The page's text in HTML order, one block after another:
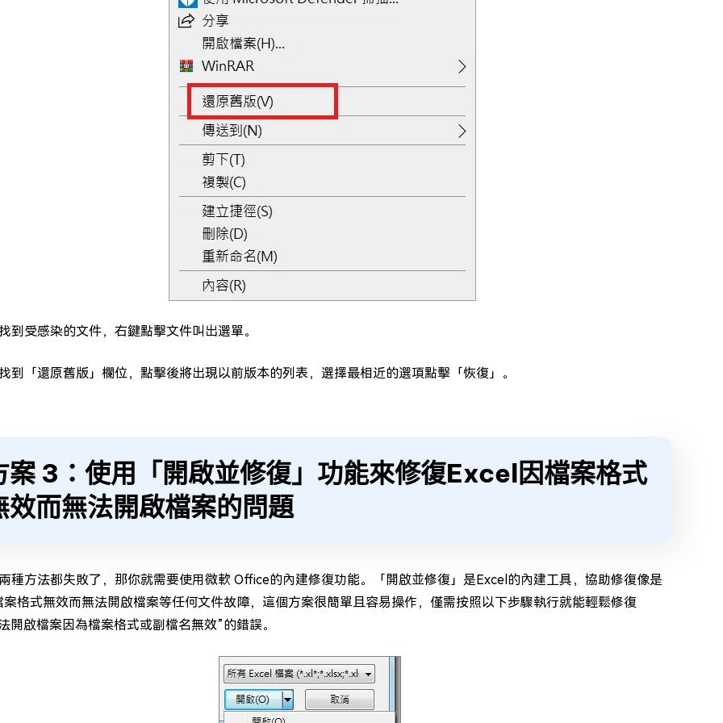
到受感染的文件，右鍵點擊文件叫出選單。
到「還原舊版」欄位，點擊後將出現以前版本的列表，選擇最相近的選項點擊「恢復」。
案 3：使用「開啟並修復」功能來修復Excel因檔案格式
效而無法開啟檔案的問題
種方法都失敗了，那你就需要使用微軟 Office的內建修復功能。「開啟並修復」是Excel的內建工具，協助修復像是
案格式無效而無法開啟檔案等任何文件故障，這個方案很簡單且容易操作，僅需按照以下步驟執行就能輕鬆修復
開啟檔案因為檔案格式或副檔名無效”的錯誤。